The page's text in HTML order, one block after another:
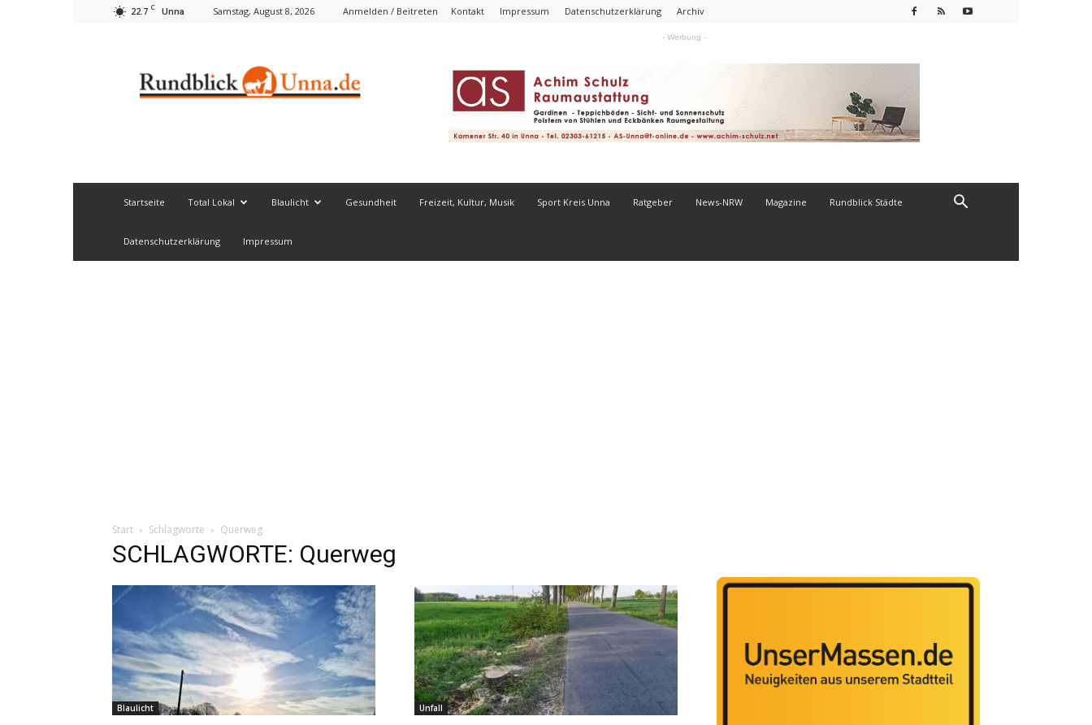
22.7 C Unna Samstag, August 8, 2026 Anmelden / Beitreten Kontakt Impressum Datenschutzerklärung Archiv
- Werbung -
Startseite Total Lokal Blaulicht Gesundheit Freizeit, Kultur, Musik Sport Kreis Unna Ratgeber News-NRW Magazine Rundblick Städte
Datenschutzerklärung Impressum
Start Schlagworte Querweg
SCHLAGWORTE: Querweg
Blaulicht Unfall